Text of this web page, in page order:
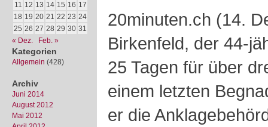
11 12 13 14 15 16 17
18 19 20 21 22 23 24
25 26 27 28 29 30 31
« Dez.
Feb. »
Kategorien
Allgemein (428)
Archiv
Juni 2014
August 2012
Mai 2012
20minuten.ch (14.
Birkenfeld, der 44-
25 Tagen für über
einem letzten
er die